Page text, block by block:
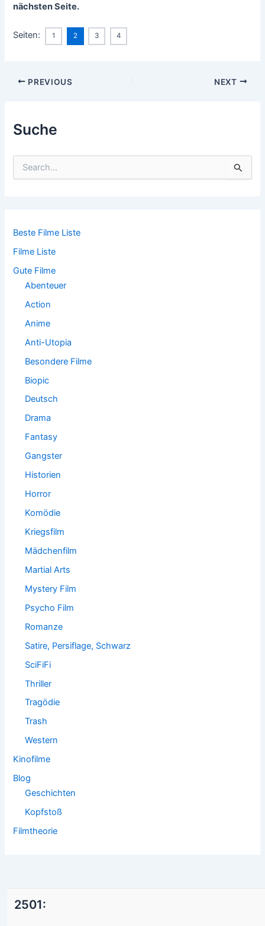
Suche
n
c
h
Beste Filme Liste
Filme Liste
Gute Filme
Abenteuer
Action
Anime
Anti-Utopia
Besondere Filme
Biopic
Deutsch
Drama
Fantasy
Gangster
Historien
Horror
Komödie
Kriegsfilm
Mädchenfilm
Martial Arts
Mystery Film
Psycho Film
Romanze
Satire, Persiflage, Schwarz
SciFiFi
Thriller
Tragödie
Trash
Western
Kinofilme
Blog
Geschichten
Kopfstoß
Filmtheorie
nächsten Seite.
Seiten: 1 2 3 4
Post
PREVIOUS NEXT
2501: